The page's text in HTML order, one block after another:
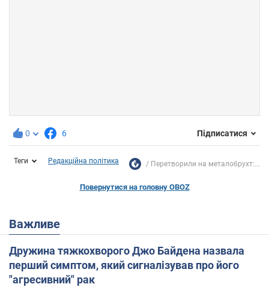
0 6 Підписатися
Теги Редакційна політика Перетворили на металобрухт:...
Повернутися на головну OBOZ
Важливе
Дружина тяжкохворого Джо Байдена назвала
перший симптом, який сигналізував про його
"агресивний" рак